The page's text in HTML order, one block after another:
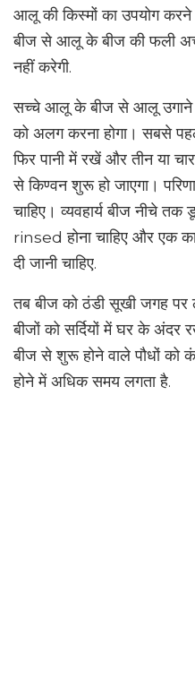
आलू की किस्मों का उपयोग करने
बीज से आलू के बीज की फली
नहीं करेगी.
सच्चे आलू के बीज से आलू उगाने
को अलग करना होगा। सबसे
फिर पानी में रखें और तीन या
से किण्वन शुरू हो जाएगा।
चाहिए। व्यवहार्य बीज नीचे
rinsed होना चाहिए और एक
दी जानी चाहिए.
तब बीज को ठंडी सूखी जगह पर
बीजों को सर्दियों में घर के अंदर
बीज से शुरू होने वाले पौधों
होने में अधिक समय लगता है.